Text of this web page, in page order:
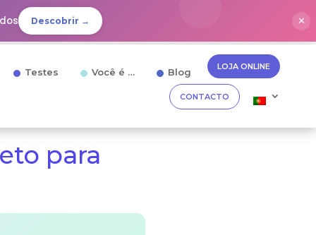
Descobrir → ✕
Testes Você é … Blog LOJA ONLINE
CONTACTO
para